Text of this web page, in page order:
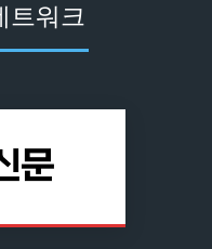
트워크